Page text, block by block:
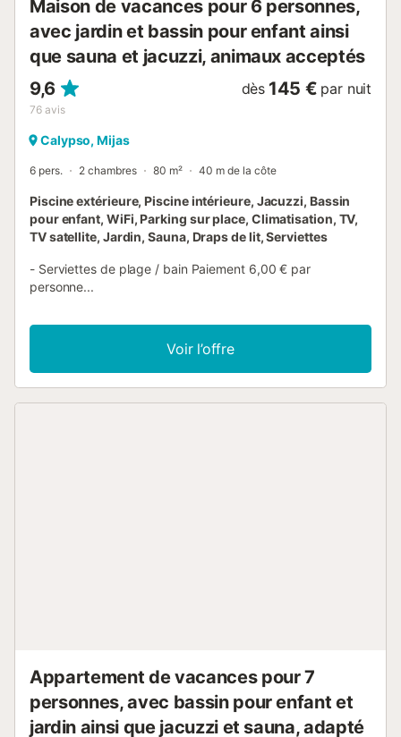
bars de plage. Le stationnement gratuit est disponible
dans la rue. Les familles avec enfants sont les bienvenues
et un lit bébé peut être fourni ...
Maison de vacances pour 6 personnes,
avec jardin et bassin pour enfant ainsi
que sauna et jacuzzi, animaux acceptés
9,6
76 avis
dès 145 € par nuit
Calypso, Mijas
6 pers. 2 chambres 80 m² 40 m de la côte
Piscine extérieure, Piscine intérieure, Jacuzzi, Bassin
pour enfant, WiFi, Parking sur place, Climatisation, TV,
TV satellite, Jardin, Sauna, Draps de lit, Serviettes
- Serviettes de plage / bain Paiement 6,00 € par
personne...
Voir l’offre
Appartement de vacances pour 7
personnes, avec bassin pour enfant et
jardin ainsi que jacuzzi et sauna, adapté